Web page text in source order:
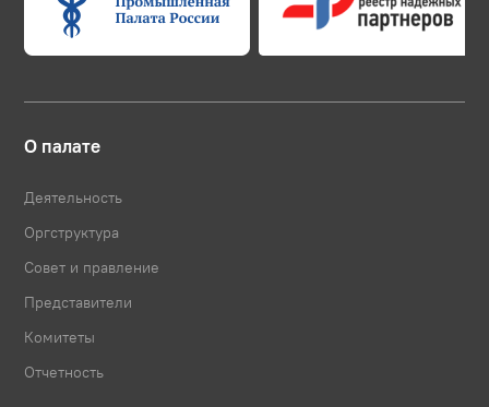
О палате
Деятельность
Оргструктура
Совет и правление
Представители
Комитеты
Отчетность